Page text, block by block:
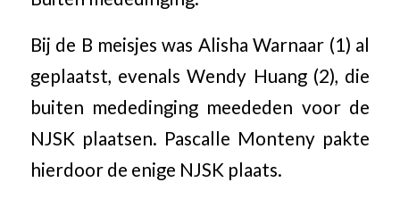
Bij de B meisjes was Alisha Warnaar (1) al
geplaatst, evenals Wendy Huang (2), die
buiten mededinging meededen voor de
NJSK plaatsen. Pascalle Monteny pakte
hierdoor de enige NJSK plaats.